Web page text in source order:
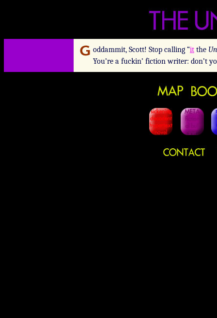
oddammit, Scott! Stop calling “it the
You’re a fuckin’ fiction writer: don’t